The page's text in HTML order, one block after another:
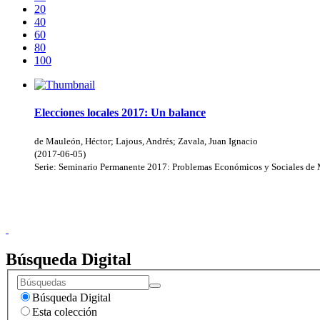
20
40
60
80
100
Elecciones locales 2017: Un balance
de Mauleón, Héctor; Lajous, Andrés; Zavala, Juan Ignacio
(2017-06-05)
Serie: Seminario Permanente 2017: Problemas Económicos y Sociales de
Búsqueda Digital
Búsqueda Digital
Esta colección